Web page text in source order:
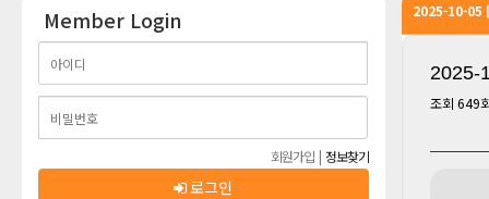
2025-10-05
2025-
조회 649
Member Login
회원가입 | 정보찾기
로그인